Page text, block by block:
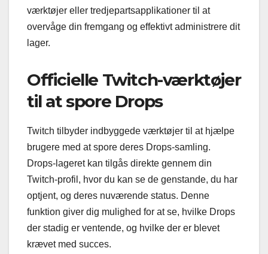
værktøjer eller tredjepartsapplikationer til at
overvåge din fremgang og effektivt administrere dit
lager.
Officielle Twitch-værktøjer
til at spore Drops
Twitch tilbyder indbyggede værktøjer til at hjælpe
brugere med at spore deres Drops-samling.
Drops-lageret kan tilgås direkte gennem din
Twitch-profil, hvor du kan se de genstande, du har
optjent, og deres nuværende status. Denne
funktion giver dig mulighed for at se, hvilke Drops
der stadig er ventende, og hvilke der er blevet
krævet med succes.